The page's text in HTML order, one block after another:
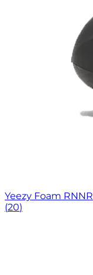
Yeezy Foam RNNR
(20)